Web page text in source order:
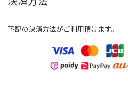
下記の決済方法がご利用頂けます。